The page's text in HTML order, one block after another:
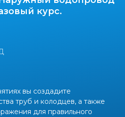
курс.
вы создадите
труб и колодцев, а также
для правильного